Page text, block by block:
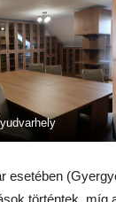
esetében
történtek, míg